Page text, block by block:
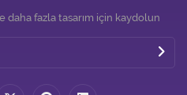
fazla tasarım için kaydolun